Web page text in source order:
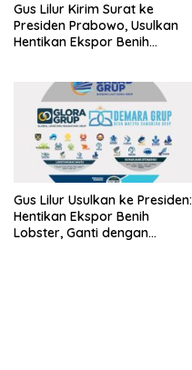
Gus Lilur Kirim Surat ke
Presiden Prabowo, Usulkan
Hentikan Ekspor Benih
Gus Lilur Usulkan ke Presiden:
Hentikan Ekspor Benih
Lobster, Ganti dengan